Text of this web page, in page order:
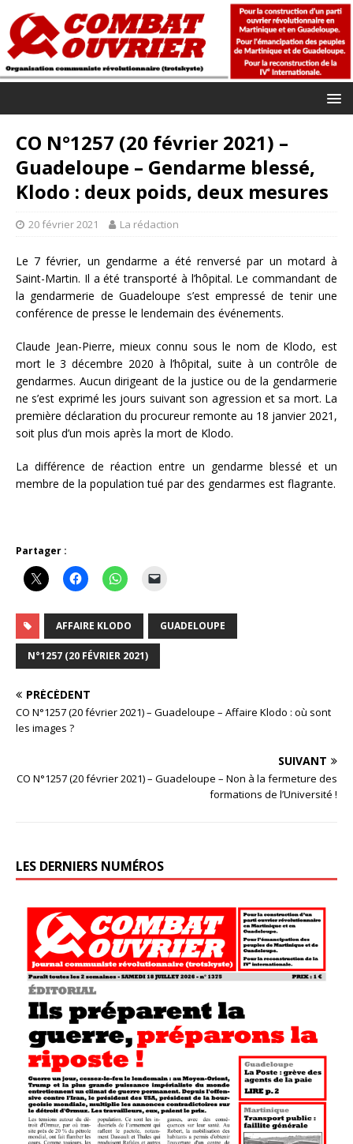
CO N°1257 (20 février 2021) –
Guadeloupe – Gendarme blessé,
Klodo : deux poids, deux mesures
20 février 2021 La rédaction
Le 7 février, un gendarme a été renversé par un motard à
Saint-Martin. Il a été transporté à l’hôpital. Le commandant de
la gendarmerie de Guadeloupe s’est empressé de tenir une
conférence de presse le lendemain des événements.
Claude Jean-Pierre, mieux connu sous le nom de Klodo, est
mort le 3 décembre 2020 à l’hôpital, suite à un contrôle de
gendarmes. Aucun dirigeant de la justice ou de la gendarmerie
ne s’est exprimé les jours suivant son agression et sa mort. La
première déclaration du procureur remonte au 18 janvier 2021,
soit plus d’un mois après la mort de Klodo.
La différence de réaction entre un gendarme blessé et un
membre de la population tué par des gendarmes est flagrante.
Partager :
AFFAIRE KLODO GUADELOUPE
N°1257 (20 FÉVRIER 2021)
PRÉCÉDENT
CO N°1257 (20 février 2021) – Guadeloupe – Affaire Klodo : où sont
les images ?
SUIVANT
CO N°1257 (20 février 2021) – Guadeloupe – Non à la fermeture des
formations de l’Université !
LES DERNIERS NUMÉROS